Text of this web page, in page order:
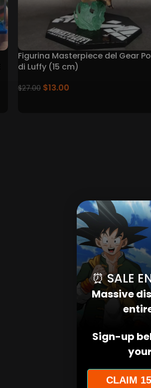
Figurina Masterpiece del Gear
di Luffy (15 cm)
$27.00 $13.00
⏰ SALE
Massive
Sign-up
CLAIM